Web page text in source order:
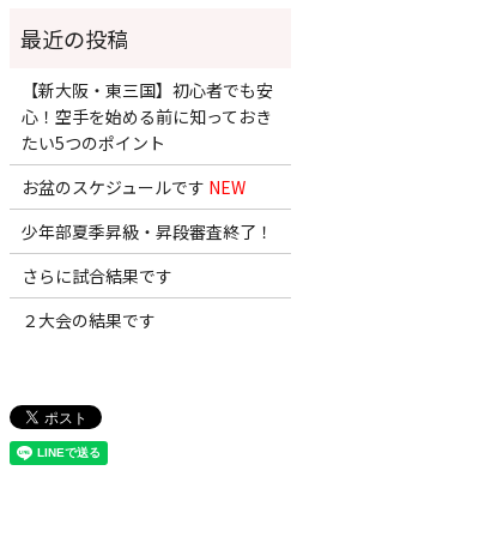
【新大阪・東三国】初心者でも安
心！空手を始める前に知っておき
たい5つのポイント
お盆のスケジュールです NEW
少年部夏季昇級・昇段審査終了！
さらに試合結果です
２大会の結果です